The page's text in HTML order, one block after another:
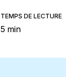
TEMPS DE LECTURE
5 min